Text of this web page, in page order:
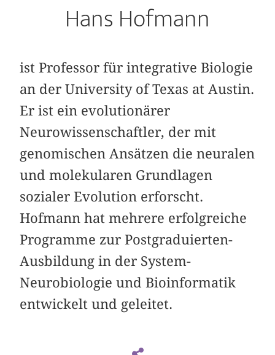
Hans Hofmann
ist Professor für integrative Biologie
an der University of Texas at Austin.
Er ist ein evolutionärer
Neurowissenschaftler, der mit
genomischen Ansätzen die neuralen
und molekularen Grundlagen
sozialer Evolution erforscht.
Hofmann hat mehrere erfolgreiche
Programme zur Postgraduierten-
Ausbildung in der System-
Neurobiologie und Bioinformatik
entwickelt und geleitet.